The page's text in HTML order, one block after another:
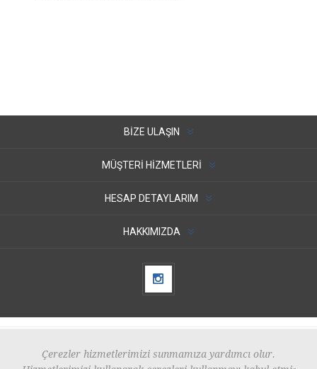
BIZE ULAŞIN
MÜŞTERI HIZMETLERI
HESAP DETAYLARIM
HAKKIMIZDA
Çerezler hizmetlerimizi sunmamıza yardımcı olur.